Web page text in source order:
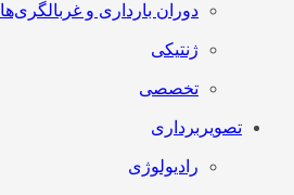
دوران بارداری و غربالگری‌ها
ژنتیکی
تخصصی
تصویربرداری
رادیولوژی